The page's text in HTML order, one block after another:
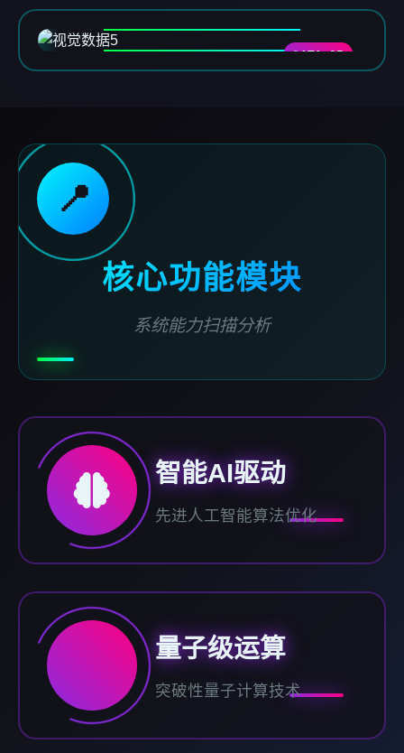
DATA-05
📍
核心功能模块
系统能力扫描分析
智能AI驱动
先进人工智能算法优化
量子级运算
突破性量子计算技术